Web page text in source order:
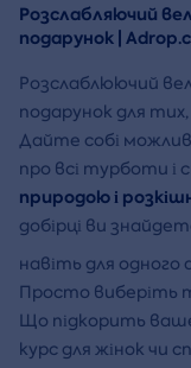
Розслабляючий
подарунок |
Розслаблюючий
подарунок для
Дайте собі
про всі турботи і
природою і
добірці ви
навіть для одного
Просто виберіть
Що підкорить
курс для жінок чи